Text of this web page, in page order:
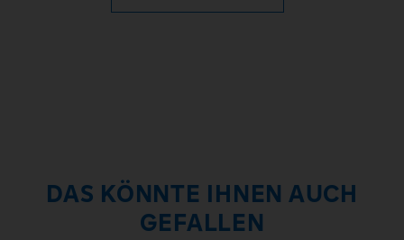
DAS KÖNNTE IHNEN AUCH
GEFALLEN